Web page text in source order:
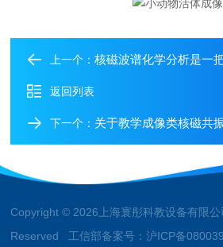
上一个：核磁波谱化学分析是一把打
返回列表
下一个： 关于教学成像类核磁共振
Copyright © 2026上海寰彤科教设备有限
Reserved 工信部备案号：沪ICP备